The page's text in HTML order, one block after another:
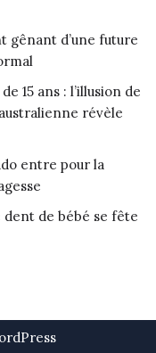
gênant d’une future
15 ans : l’illusion de
révèle
entre pour la
de bébé se fête